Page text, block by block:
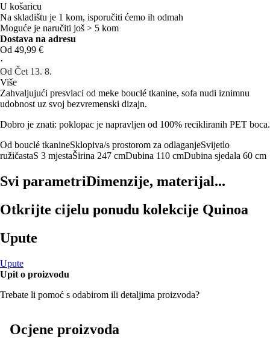
U košaricu
Na skladištu je 1 kom, isporučiti ćemo ih odmah
Moguće je naručiti još > 5 kom
Dostava na adresu
Od 49,99 €
·
Od Čet 13. 8.
Više
Zahvaljujući presvlaci od meke bouclé tkanine, sofa nudi iznimnu
udobnost uz svoj bezvremenski dizajn.
Dobro je znati: poklopac je napravljen od 100% recikliranih PET boca.
Od bouclé tkanineSklopiva/s prostorom za odlaganjeSvijetlo
ružičastaS 3 mjestaŠirina 247 cmDubina 110 cmDubina sjedala 60 cm
Svi parametriDimenzije, materijal...
Otkrijte cijelu ponudu kolekcije Quinoa
Upute
Upute
Upit o proizvodu
Trebate li pomoć s odabirom ili detaljima proizvoda?
Ocjene proizvoda